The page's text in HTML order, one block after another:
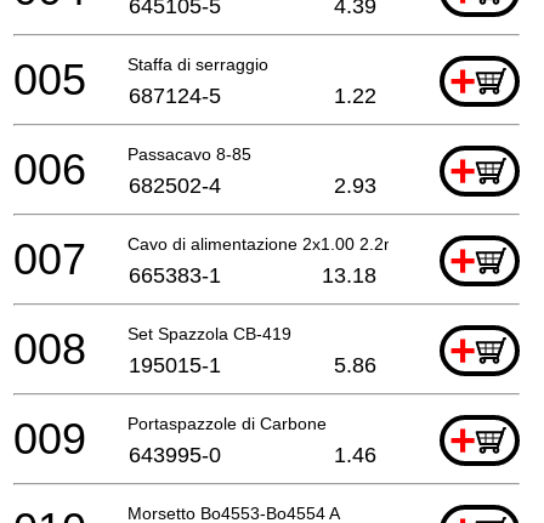
645105-5 4.39
Staffa di serraggio +
005 687124-5 1.22
Passacavo 8-85 +
006 682502-4 2.93
Cavo di alimentazione 2x1.00 2.2mtr +
007 665383-1 13.18
Set Spazzola CB-419 +
008 195015-1 5.86
Portaspazzole di Carbone +
009 643995-0 1.46
Morsetto Bo4553-Bo4554 A